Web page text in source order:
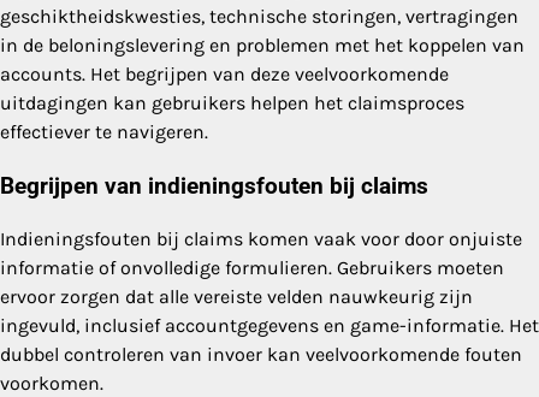
geschiktheidskwesties, technische storingen, vertragingen
in de beloningslevering en problemen met het koppelen van
accounts. Het begrijpen van deze veelvoorkomende
uitdagingen kan gebruikers helpen het claimsproces
effectiever te navigeren.
Begrijpen van indieningsfouten bij claims
Indieningsfouten bij claims komen vaak voor door onjuiste
informatie of onvolledige formulieren. Gebruikers moeten
ervoor zorgen dat alle vereiste velden nauwkeurig zijn
ingevuld, inclusief accountgegevens en game-informatie. Het
dubbel controleren van invoer kan veelvoorkomende fouten
voorkomen.